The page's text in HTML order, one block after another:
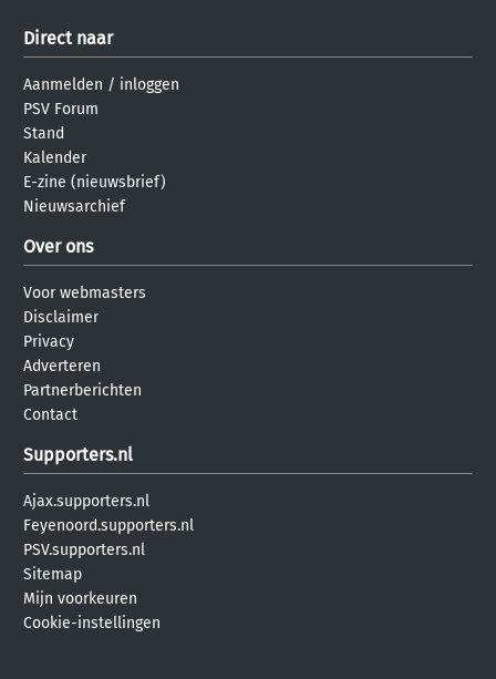
Direct naar
Aanmelden / inloggen
PSV Forum
Stand
Kalender
E-zine (nieuwsbrief)
Nieuwsarchief
Over ons
Voor webmasters
Disclaimer
Privacy
Adverteren
Partnerberichten
Contact
Supporters.nl
Ajax.supporters.nl
Feyenoord.supporters.nl
PSV.supporters.nl
Sitemap
Mijn voorkeuren
Cookie-instellingen